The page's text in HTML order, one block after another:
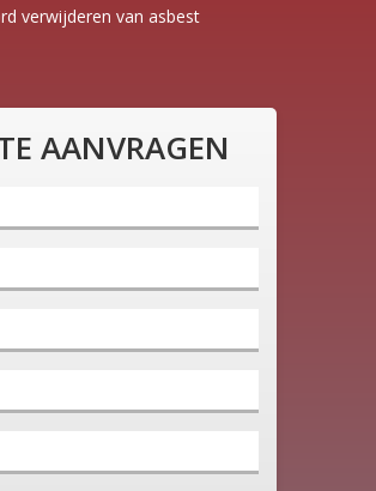
AANVRAGEN
verwijderen van asbest